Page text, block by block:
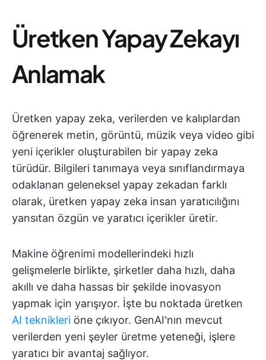
Üretken Yapay Zekayı
Anlamak
Üretken yapay zeka, verilerden ve kalıplardan
öğrenerek metin, görüntü, müzik veya video gibi
yeni içerikler oluşturabilen bir yapay zeka
türüdür. Bilgileri tanımaya veya sınıflandırmaya
odaklanan geleneksel yapay zekadan farklı
olarak, üretken yapay zeka insan yaratıcılığını
yansıtan özgün ve yaratıcı içerikler üretir.
Makine öğrenimi modellerindeki hızlı
gelişmelerle birlikte, şirketler daha hızlı, daha
akıllı ve daha hassas bir şekilde inovasyon
yapmak için yarışıyor. İşte bu noktada üretken
AI teknikleri öne çıkıyor. GenAI'nın mevcut
verilerden yeni şeyler üretme yeteneği, işlere
yaratıcı bir avantaj sağlıyor.